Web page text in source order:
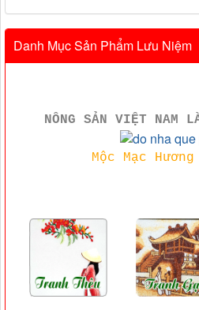
Danh Mục Sản Phẩm Lưu Niệm
NÔNG SẢN VIỆT NAM
Mộc Mạc